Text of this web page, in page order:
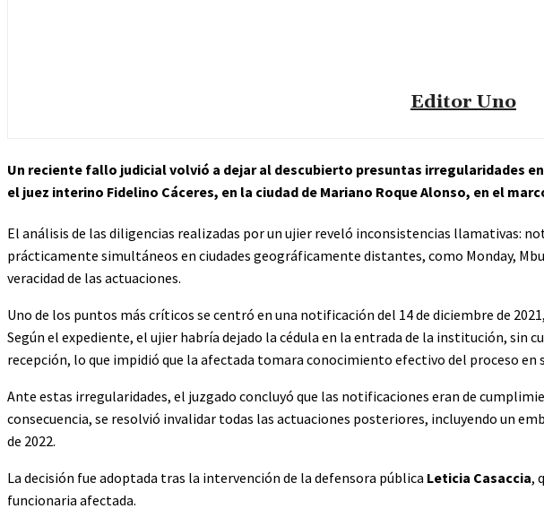
Editor Uno
Un reciente fallo judicial volvió a dejar al descubierto presuntas irregularidades
el juez interino Fidelino Cáceres, en la ciudad de Mariano Roque Alonso, en el
El análisis de las diligencias realizadas por un ujier reveló inconsistencias llamativas:
prácticamente simultáneos en ciudades geográficamente distantes, como Monday,
veracidad de las actuaciones.
Uno de los puntos más críticos se centró en una notificación del 14 de diciembre de
Según el expediente, el ujier habría dejado la cédula en la entrada de la institución,
recepción, lo que impidió que la afectada tomara conocimiento efectivo del proceso en
Ante estas irregularidades, el juzgado concluyó que las notificaciones eran de
consecuencia, se resolvió invalidar todas las actuaciones posteriores, incluyendo un
de 2022.
La decisión fue adoptada tras la intervención de la defensora pública Leticia Casaccia,
funcionaria afectada.